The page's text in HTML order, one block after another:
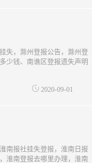
失，滁州登报公告，滁州登
少钱、南谯区登报遗失声明
2020-09-01
南报社挂失登报，淮南日报
淮南登报去哪里办理，淮南